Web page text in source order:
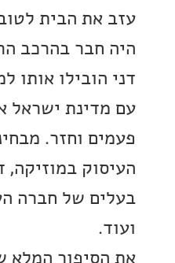
הבית לטובת חיים
בהרכב הראשון
אותו למערכת
ישראל אותה הוא
וחזר. מבחינה
במוזיקה, דני היה
של חברה העוסקת
המלא של דני,